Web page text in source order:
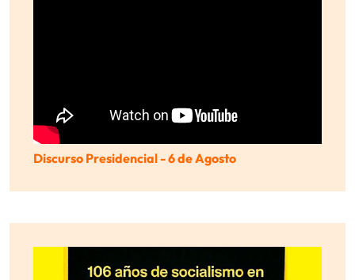
Discurso Presidencial - 6 de Agosto